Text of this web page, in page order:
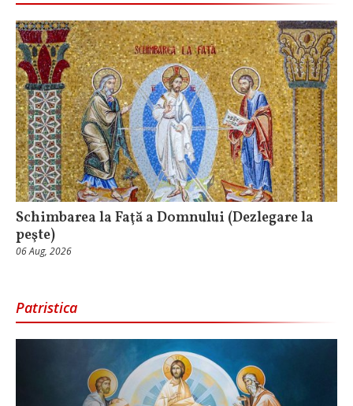
Schimbarea la Faţă a Domnului (Dezlegare la
peşte)
06 Aug, 2026
Patristica